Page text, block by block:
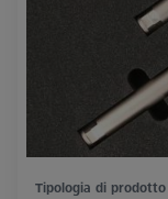
Tipologia di prodotto